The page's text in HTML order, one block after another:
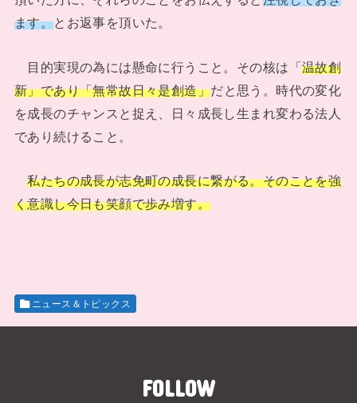
ます。とお返事を頂いた。
目的実現の為には懸命に行うこと。その核は「温故創
新」であり「無常故日々是創造」だと思う。時代の変化
を成長のチャンスと捉え、日々成長し生まれ変わる法人
であり続けること。
私たちの成長が志免町の成長に繋がる。そのことを強
く意識し今日も笑顔で歩み増す。
ニュース＆トピックス
FOLLOW